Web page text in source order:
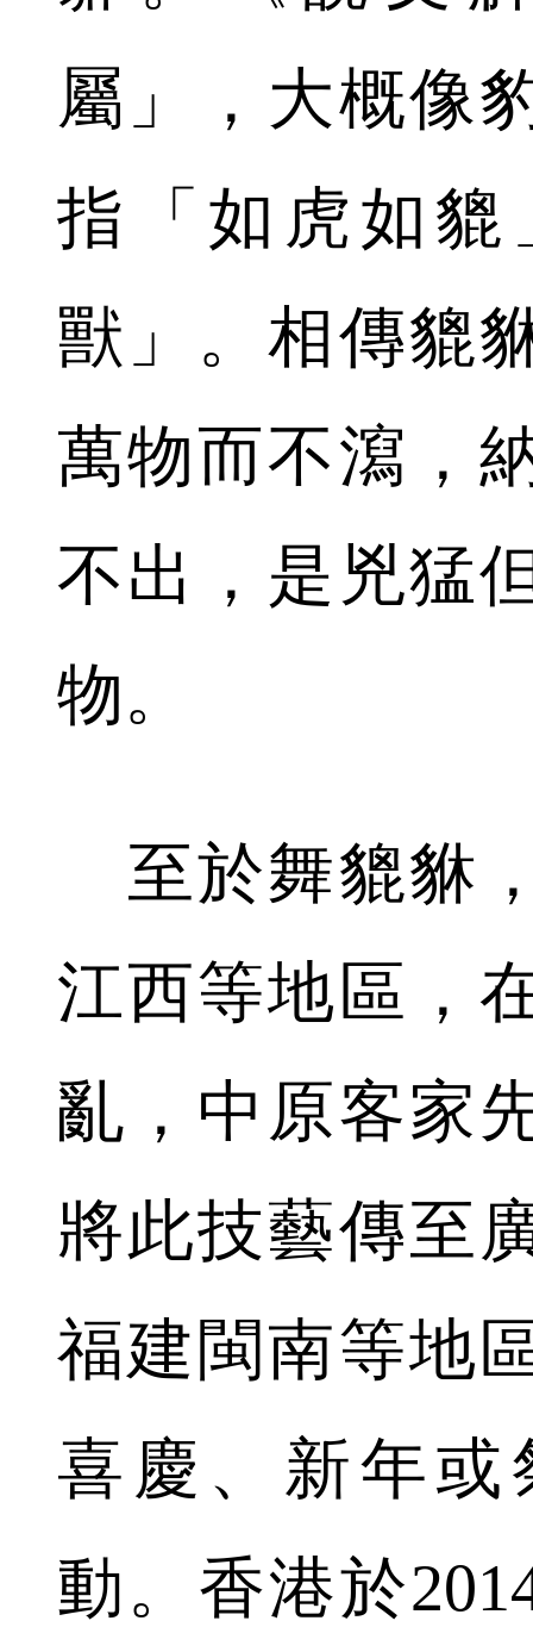
屬」，大概像
指「如虎如貔
獸」。相傳貔
萬物而不瀉，
不出，是兇猛
物。
至於舞貔貅
江西等地區，
亂，中原客家
將此技藝傳至
福建閩南等地
喜慶、新年
動。香港於